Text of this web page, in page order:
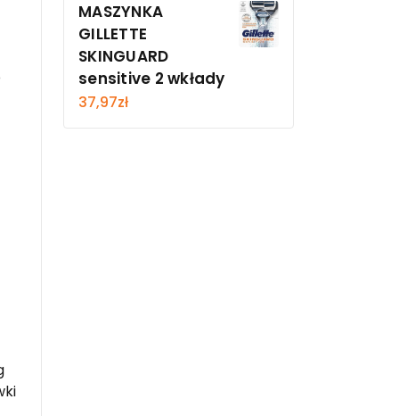
MASZYNKA
GILLETTE
SKINGUARD
sensitive 2 wkłady
37,97zł